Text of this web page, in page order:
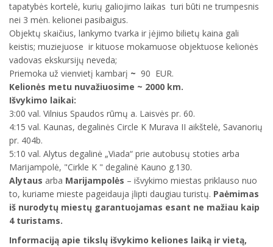
tapatybės kortelė, kurių galiojimo laikas turi būti ne trumpesnis
nei 3 mėn. kelionei pasibaigus.
Objektų skaičius, lankymo tvarka ir įėjimo bilietų kaina gali
keistis; muziejuose ir kituose mokamuose objektuose kelionės
vadovas ekskursijų neveda;
Priemoka už vienvietį kambarį ~ 90 EUR.
Kelionės metu nuvažiuosime ~ 2000 km.
Išvykimo laikai:
3:00 val. Vilnius Spaudos rūmų a. Laisvės pr. 60.
4:15 val. Kaunas, degalinės Circle K Murava II aikštelė, Savanorių
pr. 404b.
5:10 val. Alytus degalinė „Viada“ prie autobusų stoties arba
Marijampolė, "Cirkle K " degalinė Kauno g.130.
Alytaus arba Marijampolės – išvykimo miestas priklauso nuo
to, kuriame mieste pageidauja įlipti daugiau turistų. Paėmimas
iš nurodytų miestų garantuojamas esant ne mažiau kaip
4 turistams.
Informaciją apie tikslų išvykimo keliones laiką ir vietą,